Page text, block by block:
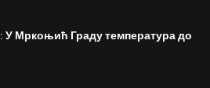
У Мркоњић Граду температура до